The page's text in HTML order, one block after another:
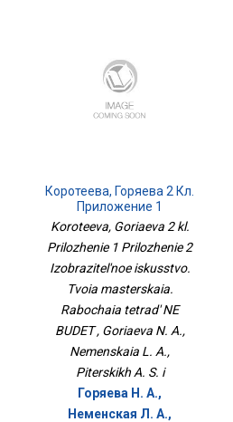
Коротеева, Горяева 2 Кл.
Приложение 1
Приложение 2
Изобразительное
Искусство. Твоя
Мастерская. Рабочая
Тетрадь НЕ БУДЕТ
Koroteeva, Goriaeva 2 kl.
Prilozhenie 1 Prilozhenie 2
Izobrazitel'noe iskusstvo.
Tvoia masterskaia.
Rabochaia tetrad' NE
BUDET , Goriaeva N. A.,
Nemenskaia L. A.,
Piterskikh A. S. i
Горяева Н. А.,
Неменская Л. А.,